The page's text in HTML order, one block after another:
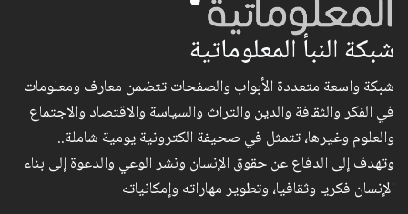
شبكة النبأ المعلوماتية
شبكة واسعة متعددة الأبواب والصفحات تتضمن معارف ومعلومات
في الفكر والثقافة والدين والتراث والسياسة والاقتصاد والاجتماع
والعلوم وغيرها، تتمثل في صحيفة الكترونية يومية شاملة..
وتهدف إلى الدفاع عن حقوق الإنسان ونشر الوعي والدعوة إلى بناء
الإنسان فكريا وثقافيا، وتطوير مهاراته وإمكانياته